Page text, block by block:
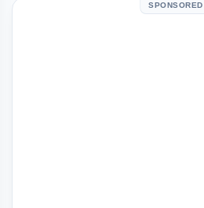
SPONSORED